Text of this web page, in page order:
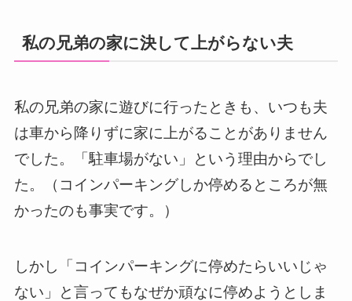
私の兄弟の家に決して上がらない夫
私の兄弟の家に遊びに行ったときも、いつも夫
は車から降りずに家に上がることがありません
でした。「駐車場がない」という理由からでし
た。（コインパーキングしか停めるところが無
かったのも事実です。）
しかし「コインパーキングに停めたらいいじゃ
ない」と言ってもなぜか頑なに停めようとしま